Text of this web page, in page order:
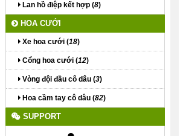
Lan hồ điệp kết hợp (8)
HOA CƯỚI
Xe hoa cưới (18)
Cổng hoa cưới (12)
Vòng đội đầu cô dâu (3)
Hoa cầm tay cô dâu (82)
SUPPORT